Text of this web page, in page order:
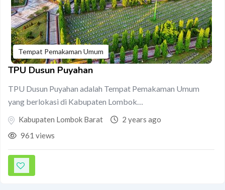
Tempat Pemakaman Umum
TPU Dusun Puyahan
TPU Dusun Puyahan adalah Tempat Pemakaman Umum
yang berlokasi di Kabupaten Lombok…
Kabupaten Lombok Barat
2 years ago
961 views